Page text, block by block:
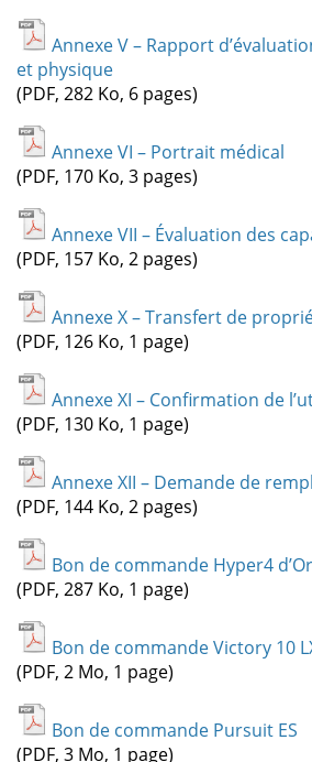
Annexe V – Rapport
et physique
(PDF, 282 Ko, 6 pages)
Annexe VI – Portrait médical
(PDF, 170 Ko, 3 pages)
Annexe VII – Évaluation des
(PDF, 157 Ko, 2 pages)
Annexe X – Transfert de
(PDF, 126 Ko, 1 page)
Annexe XI – Confirmation de
(PDF, 130 Ko, 1 page)
Annexe XII – Demande de
(PDF, 144 Ko, 2 pages)
Bon de commande Hyper4
(PDF, 287 Ko, 1 page)
Bon de commande Victory 10
(PDF, 2 Mo, 1 page)
Bon de commande Pursuit ES
(PDF, 3 Mo, 1 page)